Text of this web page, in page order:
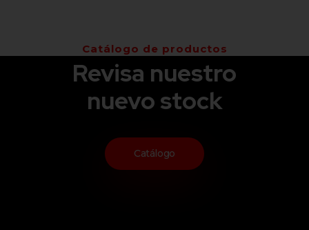
Catálogo de productos
Revisa nuestro
nuevo stock
Catálogo